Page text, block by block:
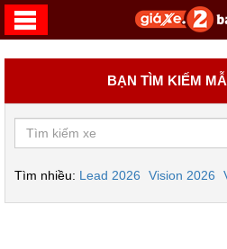
BẠN TÌM KIẾM
Tìm nhiều: Lead 2026 Vision 2026